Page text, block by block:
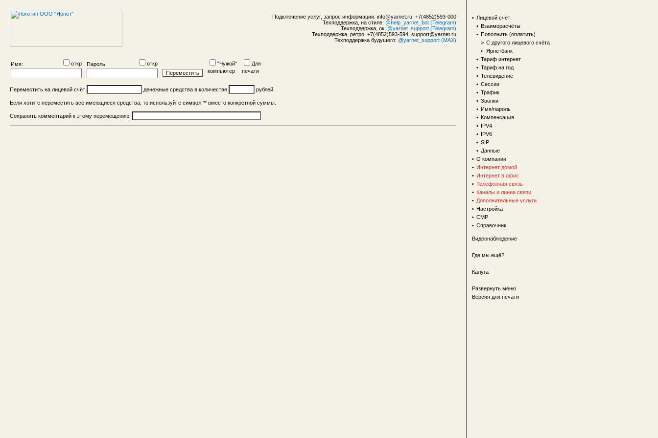
Подключение услуг, запрос информации: info@yarnet.ru, +7(4852)593-000
Техподдержка, на стиле: @help_yarnet_bot (Telegram)
Техподдержка, ок: @yarnet_support (Telegram)
Техподдержка, ретро: +7(4852)593-594, support@yarnet.ru
Техподдержка будущего: @yarnet_support (MAX)
Имя: откр Пароль: откр "Чужой"
Для
компьютер
печати
Переместить на лицевой счёт денежные средства в количестве рублей.
Если хотите переместить все имеющиеся средства, то используйте символ '*' вместо конкретной суммы.
Сохранить комментарий к этому перемещению:
• Лицевой счёт
• Взаиморасчёты
• Пополнить (оплатить)
> С другого лицевого счёта
• Ярнетбанк
• Тариф интернет
• Тариф на год
• Телевидение
• Сессии
• Трафик
• Звонки
• Имя/пароль
• Компенсация
• IPV4
• IPV6
• SIP
• Данные
• О компании
• Интернет домой
• Интернет в офис
• Телефонная связь
• Каналы и линии связи
• Дополнительные услуги
• Настройка
• СМР
• Справочник
Видеонаблюдение
Где мы ещё?
Калуга
Развернуть меню
Версия для печати